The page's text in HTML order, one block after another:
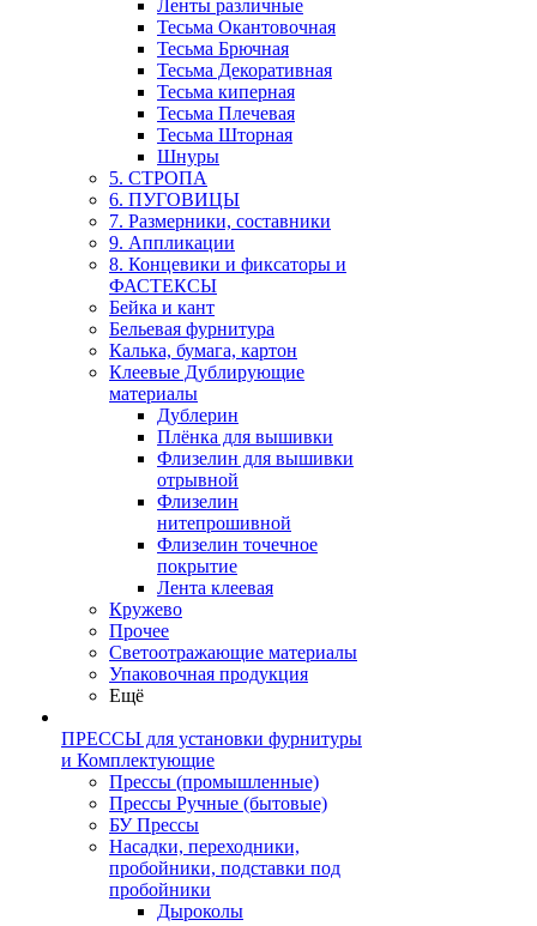
Ленты различные
Тесьма Окантовочная
Тесьма Брючная
Тесьма Декоративная
Тесьма киперная
Тесьма Плечевая
Тесьма Шторная
Шнуры
5. СТРОПА
6. ПУГОВИЦЫ
7. Размерники, составники
9. Аппликации
8. Концевики и фиксаторы и
ФАСТЕКСЫ
Бейка и кант
Бельевая фурнитура
Калька, бумага, картон
Клеевые Дублирующие
материалы
Дублерин
Плёнка для вышивки
Флизелин для вышивки
отрывной
Флизелин
нитепрошивной
Флизелин точечное
покрытие
Лента клеевая
Кружево
Прочее
Светоотражающие материалы
Упаковочная продукция
Ещё
ПРЕССЫ для установки фурнитуры
и Комплектующие
Прессы (промышленные)
Прессы Ручные (бытовые)
БУ Прессы
Насадки, переходники,
пробойники, подставки под
пробойники
Дыроколы